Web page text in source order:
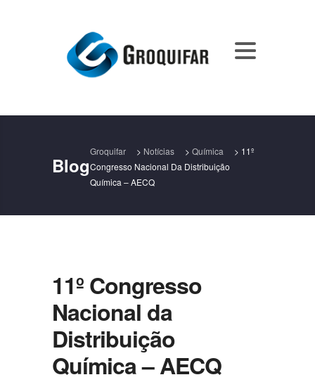
Blog
Groquifar > Notícias > Química > 11º
Congresso Nacional Da Distribuição
Química – AECQ
11º Congresso
Nacional da
Distribuição
Química – AECQ